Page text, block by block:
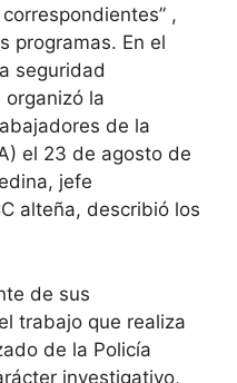
,
programas. En el
seguridad
organizó la
de la
el 23 de agosto de
jefe
alteña, describió los
de sus
trabajo que realiza
de la Policía
investigativo,